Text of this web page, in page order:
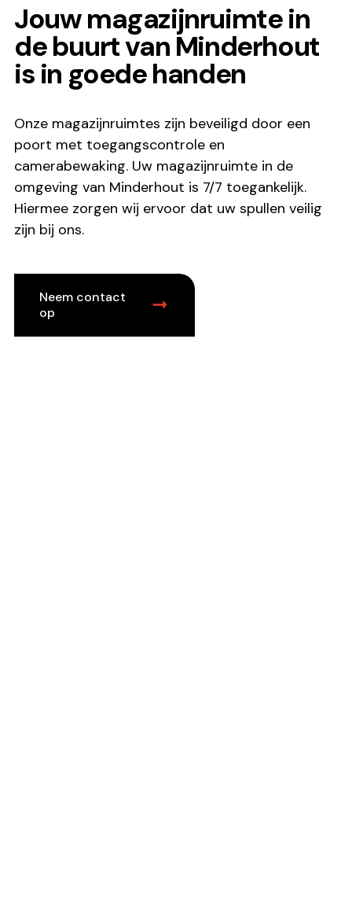
Jouw magazijnruimte in
de buurt van Minderhout
is in goede handen
Onze magazijnruimtes zijn beveiligd door een
poort met toegangscontrole en
camerabewaking. Uw magazijnruimte in de
omgeving van Minderhout is 7/7 toegankelijk.
Hiermee zorgen wij ervoor dat uw spullen veilig
zijn bij ons.
Neem contact
op